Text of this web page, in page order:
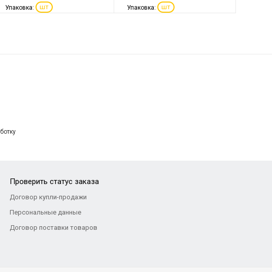
Упаковка: шт Упаковка: шт
Проверить статус заказа
Договор купли-продажи
Персональные данные
Договор поставки товаров